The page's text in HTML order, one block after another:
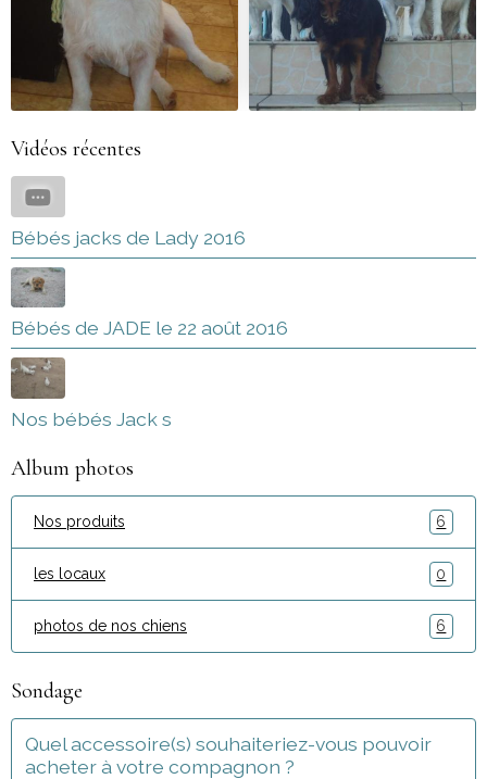
Vidéos récentes
Bébés jacks de Lady 2016
Bébés de JADE le 22 août 2016
Nos bébés Jack s
Album photos
Nos produits 6
les locaux 0
photos de nos chiens 6
Sondage
Quel accessoire(s) souhaiteriez-vous pouvoir
acheter à votre compagnon ?